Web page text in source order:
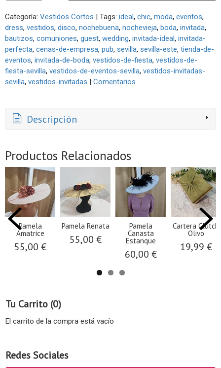
Tu Carrito (0)
El carrito de la compra está vacío
Redes Sociales
Categoría: Vestidos Cortos | Tags: ideal chic moda eventos
dress vestidos disco nochebuena nochevieja boda invitada
bautizos comuniones guest wedding invitada-ideal invitada-
perfecta cenas-de-empresa pub sevilla sevilla-este tienda-de-
eventos invitada-de-boda vestidos-de-fiesta vestidos-de-
fiesta-sevilla vestidos-de-eventos-sevilla vestidos-invitadas-
sevilla vestidos-invitadas | Comentarios
Descripción
Productos Relacionados
Pamela
Amatrice
55,00 €
Pamela Renata
55,00 €
Pamela
Canasta
Estanque
60,00 €
Cartera Clutch
Olivo
19,99 €